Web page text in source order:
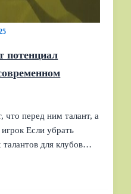
потенциал
что перед ним талант, а
Если убрать
для клубов…